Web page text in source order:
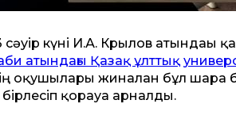
сәуір күні И.А. Крылов атындағы
атындағы Қазақ ұлттық
оқушылары жиналған бұл
қорғауға арналды.